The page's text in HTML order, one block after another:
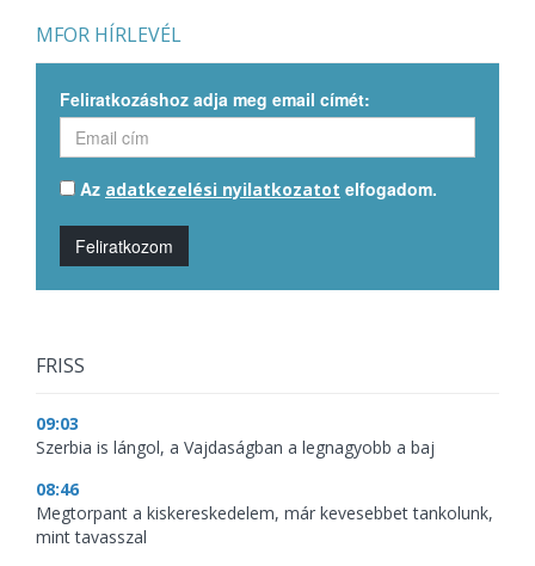
MFOR HÍRLEVÉL
Feliratkozáshoz adja meg email címét:
Az adatkezelési nyilatkozatot elfogadom.
Feliratkozom
FRISS
09:03
Szerbia is lángol, a Vajdaságban a legnagyobb a baj
08:46
Megtorpant a kiskereskedelem, már kevesebbet tankolunk,
mint tavasszal